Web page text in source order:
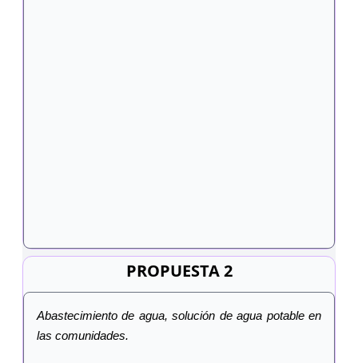
PROPUESTA 2
Abastecimiento de agua, solución de agua potable en
las comunidades.